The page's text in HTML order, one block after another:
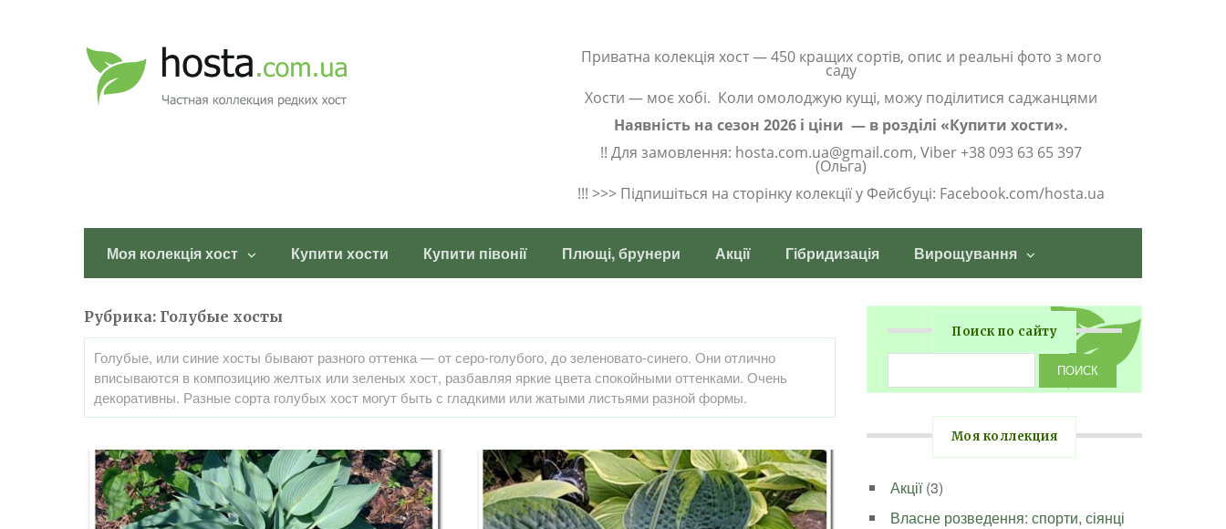
Приватна колекція хост — 450 кращих сортів, опис и реальні фото з мого
саду
Хости — моє хобі. Коли омолоджую кущі, можу поділитися саджанцями
Наявність на сезон 2026 і ціни — в розділі «Купити хости».
!! Для замовлення: hosta.com.ua@gmail.com, Viber +38 093 63 65 397
(Ольга)
!!! >>> Підпишіться на сторінку колекції у Фейсбуці: Facebook.com/hosta.ua
Моя колекція хост Купити хости Купити півонії Плющі, брунери Акції Гібридизація Вирощування
Рубрика: Голубые хосты
Голубые, или синие хосты бывают разного оттенка — от серо-голубого, до зеленовато-синего. Они отлично
вписываются в композицию желтых или зеленых хост, разбавляя яркие цвета спокойными оттенками. Очень
декоративны. Разные сорта голубых хост могут быть с гладкими или жатыми листьями разной формы.
Поиск по сайту
Моя коллекция
Акції(3)
Власне розведення: спорти, сіянці